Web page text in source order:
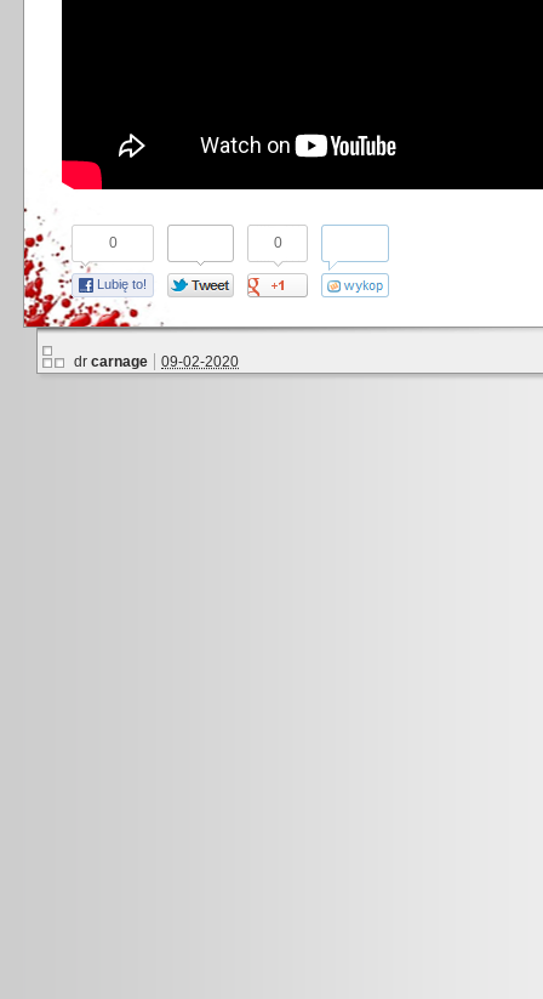
0
Lubię to!
0
dr carnage 09-02-2020